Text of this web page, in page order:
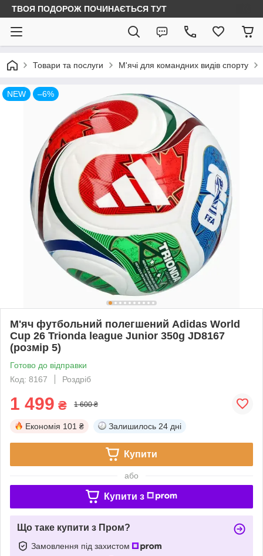
ТВОЯ ПОДОРОЖ ПОЧИНАЄТЬСЯ ТУТ
Товари та послуги М'ячі для командних видів спорту
NEW –6%
М'яч футбольний полегшений Adidas World
Cup 26 Trionda league Junior 350g JD8167
(розмір 5)
Готово до відправки
Код: 8167
Роздріб
1 499 ₴ 1 600 ₴
Економія 101 ₴ Залишилось 24 дні
Купити
або
Купити з
Що таке купити з Пром?
Замовлення під захистом